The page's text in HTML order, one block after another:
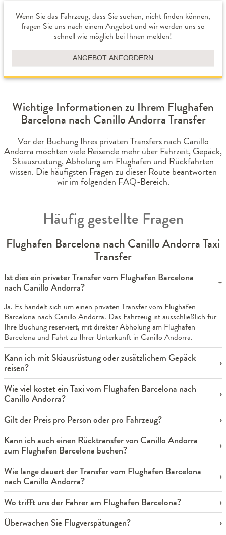
Wenn Sie das Fahrzeug, dass Sie suchen, nicht finden können,
fragen Sie uns nach einem Angebot und wir werden uns so
schnell wie möglich bei Ihnen melden!
ANGEBOT ANFORDERN
Wichtige Informationen zu Ihrem Flughafen
Barcelona nach Canillo Andorra Transfer
Vor der Buchung Ihres privaten Transfers nach Canillo
Andorra möchten viele Reisende mehr über Fahrzeit, Gepäck,
Skiausrüstung, Abholung am Flughafen und Rückfahrten
wissen. Die häufigsten Fragen zu dieser Route beantworten
wir im folgenden FAQ-Bereich.
Häufig gestellte Fragen
Flughafen Barcelona nach Canillo Andorra Taxi
Transfer
Ist dies ein privater Transfer vom Flughafen Barcelona
nach Canillo Andorra?
Ja. Es handelt sich um einen privaten Transfer vom Flughafen
Barcelona nach Canillo Andorra. Das Fahrzeug ist ausschließlich für
Ihre Buchung reserviert, mit direkter Abholung am Flughafen
Barcelona und Fahrt zu Ihrer Unterkunft in Canillo Andorra.
Kann ich mit Skiausrüstung oder zusätzlichem Gepäck
reisen?
Wie viel kostet ein Taxi vom Flughafen Barcelona nach
Canillo Andorra?
Gilt der Preis pro Person oder pro Fahrzeug?
Kann ich auch einen Rücktransfer von Canillo Andorra
zum Flughafen Barcelona buchen?
Wie lange dauert der Transfer vom Flughafen Barcelona
nach Canillo Andorra?
Wo trifft uns der Fahrer am Flughafen Barcelona?
Überwachen Sie Flugverspätungen?